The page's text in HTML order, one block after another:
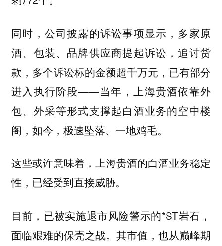
同时，公司披露的诉讼事项显示，多家原
酒、包装、品牌供应商提起诉讼，追讨货
款，多个诉讼标的金额超千万元，已有部分
进入执行阶段——当年，上海贵酒依靠外
包、外采等形式支撑起白酒业务的空中楼
阁，如今，极速坠落、一地鸡毛。
这些或许意味着，上海贵酒的白酒业务稳定
性，已经受到直接威胁。
目前，已被实施退市风险警示的*ST岩石，
面临艰难的保壳之战。其市值，也从巅峰期